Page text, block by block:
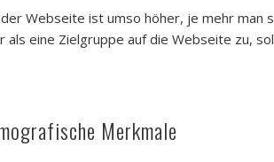
Webseite ist umso höher, je mehr man
als eine Zielgruppe auf die Webseite zu,
Merkmale